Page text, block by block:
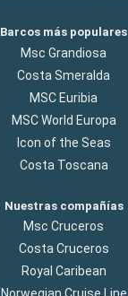
Barcos más populares
Msc Grandiosa
Costa Smeralda
MSC Euribia
MSC World Europa
Icon of the Seas
Costa Toscana
Nuestras compañías
Msc Cruceros
Costa Cruceros
Royal Caribean
Norwegian Cruise Line